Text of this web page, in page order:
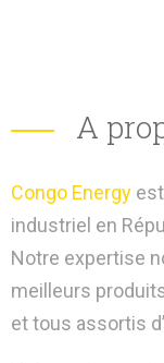
A
Congo Energy
industriel en
Notre expertise
meilleurs
et tous assortis